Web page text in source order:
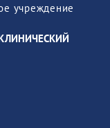
учреждение